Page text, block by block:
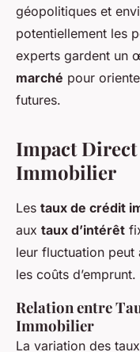
géopolitiques et
potentiellement les
experts gardent un
marché pour
futures.
Impact
Immobilier
Les taux de crédit
aux taux d’intérêt
leur fluctuation
les coûts d’emprunt.
Relation entre
Immobilier
La variation des